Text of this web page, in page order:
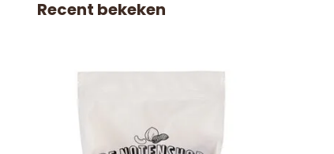
Recent bekeken